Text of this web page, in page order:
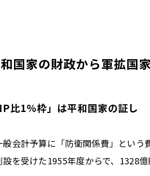
国家の財政から軍拡国
比1％枠」は平和国家の証し
会計予算に「防衛関係費」という
を受けた1955年度からで、1328億